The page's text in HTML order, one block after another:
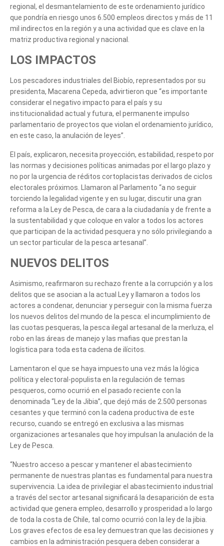
regional, el desmantelamiento de este ordenamiento jurídico
que pondría en riesgo unos 6.500 empleos directos y más de 11
mil indirectos en la región y a una actividad que es clave en la
matriz productiva regional y nacional.
LOS IMPACTOS
Los pescadores industriales del Biobío, representados por su
presidenta, Macarena Cepeda, advirtieron que “es importante
considerar el negativo impacto para el país y su
institucionalidad actual y futura, el permanente impulso
parlamentario de proyectos que violan el ordenamiento jurídico,
en este caso, la anulación de leyes”.
El país, explicaron, necesita proyección, estabilidad, respeto por
las normas y decisiones políticas animadas por el largo plazo y
no por la urgencia de réditos cortoplacistas derivados de ciclos
electorales próximos. Llamaron al Parlamento “a no seguir
torciendo la legalidad vigente y en su lugar, discutir una gran
reforma a la Ley de Pesca, de cara a la ciudadanía y de frente a
la sustentabilidad y que coloque en valor a todos los actores
que participan de la actividad pesquera y no sólo privilegiando a
un sector particular de la pesca artesanal”.
NUEVOS DELITOS
Asimismo, reafirmaron su rechazo frente a la corrupción y a los
delitos que se asocian a la actual Ley y llamaron a todos los
actores a condenar, denunciar y perseguir con la misma fuerza
los nuevos delitos del mundo de la pesca: el incumplimiento de
las cuotas pesqueras, la pesca ilegal artesanal de la merluza, el
robo en las áreas de manejo y las mafias que prestan la
logística para toda esta cadena de ilícitos.
Lamentaron el que se haya impuesto una vez más la lógica
política y electoral-populista en la regulación de temas
pesqueros, como ocurrió en el pasado reciente con la
denominada “Ley de la Jibia”, que dejó más de 2.500 personas
cesantes y que terminó con la cadena productiva de este
recurso, cuando se entregó en exclusiva a las mismas
organizaciones artesanales que hoy impulsan la anulación de la
Ley de Pesca.
“Nuestro acceso a pescar y mantener el abastecimiento
permanente de nuestras plantas es fundamental para nuestra
supervivencia. La idea de privilegiar el abastecimiento industrial
a través del sector artesanal significará la desaparición de esta
actividad que genera empleo, desarrollo y prosperidad a lo largo
de toda la costa de Chile, tal como ocurrió con la ley de la jibia.
Los graves efectos de esa ley demuestran que las decisiones y
cambios en la administración pesquera deben considerar a